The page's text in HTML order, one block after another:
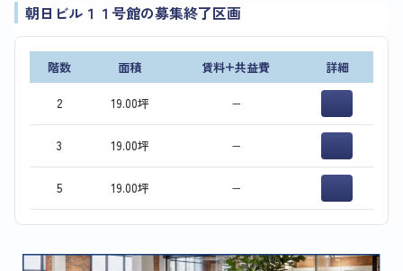
朝日ビル１１号館の募集終了区画
階数 面積 賃料+共益費 詳細
2 19.00坪 −
3 19.00坪 −
5 19.00坪 −